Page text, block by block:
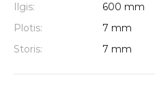
Ilgis:
600 mm
Plotis:
7 mm
Storis:
7 mm